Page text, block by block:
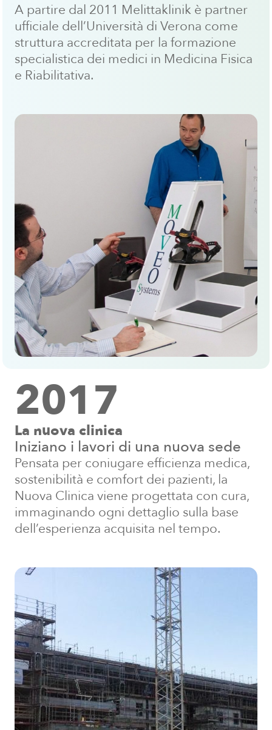
A partire dal 2011 Melittaklinik è partner
ufficiale dell’Università di Verona come
struttura accreditata per la formazione
specialistica dei medici in Medicina Fisica
e Riabilitativa.
2017
La nuova clinica
Iniziano i lavori di una nuova sede
Pensata per coniugare efficienza medica,
sostenibilità e comfort dei pazienti, la
Nuova Clinica viene progettata con cura,
immaginando ogni dettaglio sulla base
dell’esperienza acquisita nel tempo.